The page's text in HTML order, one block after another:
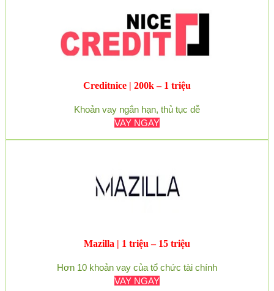
Creditnice | 200k – 1 triệu
Khoản vay ngắn hạn, thủ tục dễ
VAY NGAY
Mazilla | 1 triệu – 15 triệu
Hơn 10 khoản vay của tổ chức tài chính
VAY NGAY